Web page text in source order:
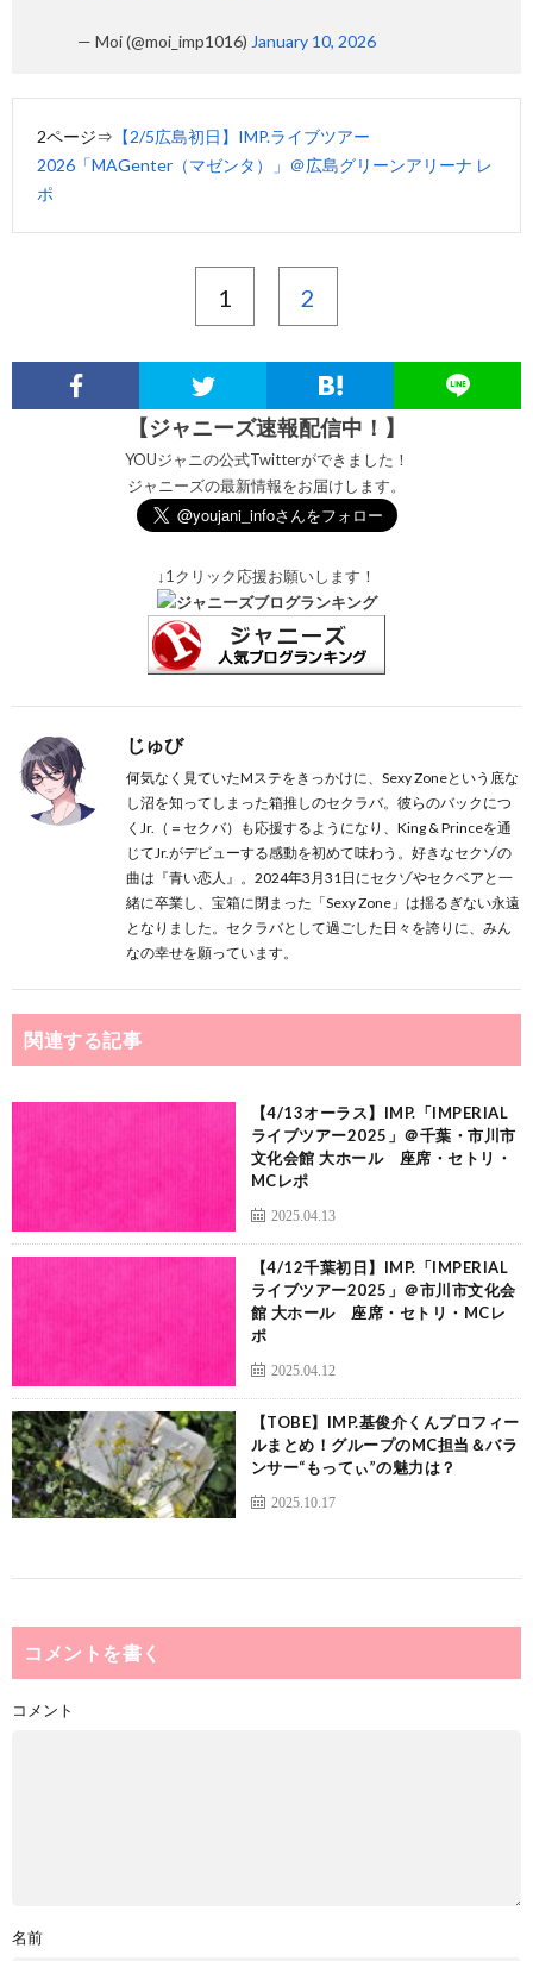
— Moi (@moi_imp1016) January 10, 2026
2ページ⇒ 【2/5広島初日】IMP.ライブツアー
2026「MAGenter（マゼンタ）」＠広島グリーンアリーナ レ
ポ
1 2
【ジャニーズ速報配信中！】
YOUジャニの公式Twitterができました！
ジャニーズの最新情報をお届けします。
↓1クリック応援お願いします！
じゅび
何気なく見ていたMステをきっかけに、Sexy Zoneという底な
し沼を知ってしまった箱推しのセクラバ。彼らのバックにつ
くJr.（＝セクバ）も応援するようになり、King & Princeを通
じてJr.がデビューする感動を初めて味わう。好きなセクゾの
曲は『青い恋人』。2024年3月31日にセクゾやセクベアと一
緒に卒業し、宝箱に閉まった「Sexy Zone」は揺るぎない永遠
となりました。セクラバとして過ごした日々を誇りに、みん
なの幸せを願っています。
関連する記事
【4/13オーラス】IMP.「IMPERIAL
ライブツアー2025」＠千葉・市川市
文化会館 大ホール 座席・セトリ・
MCレポ
2025.04.13
【4/12千葉初日】IMP.「IMPERIAL
ライブツアー2025」＠市川市文化会
館 大ホール 座席・セトリ・MCレ
ポ
2025.04.12
【TOBE】IMP.基俊介くんプロフィー
ルまとめ！グループのMC担当＆バラ
ンサー“もってぃ”の魅力は？
2025.10.17
コメントを書く
コメント
名前